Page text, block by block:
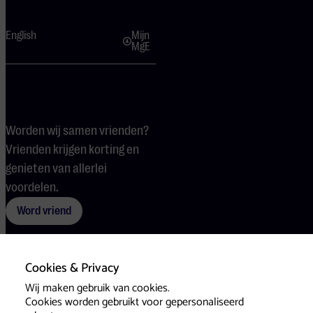
Cookies & Privacy
Wij maken gebruik van cookies.
Cookies worden gebruikt voor gepersonaliseerd
English
Mijn
MgE
Worden wij samen vrienden?
Vrienden krijgen korting en
genieten van allerlei
voordelen.
Word vriend
Voorwaarden CookiesPers